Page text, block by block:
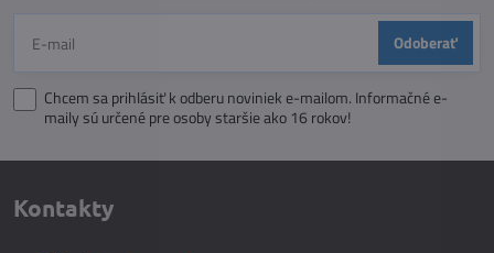
Odoberať
Chcem sa prihlásiť k odberu noviniek e-mailom. Informačné e-
maily sú určené pre osoby staršie ako 16 rokov!
Kontakty